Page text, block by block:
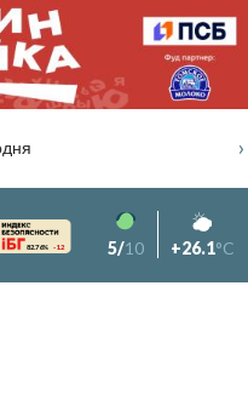
›
82.76% -1.2 5/10 +26.1°C